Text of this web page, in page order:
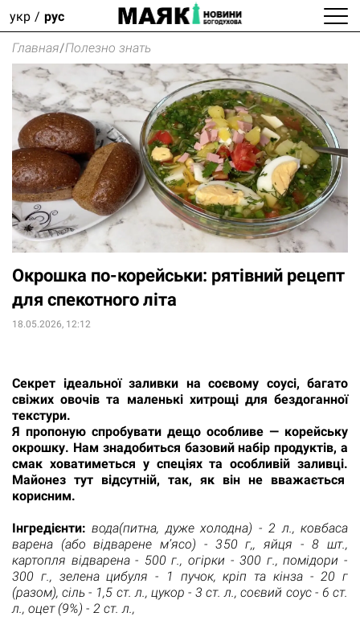
укр рус
Главная/Полезно знать
Окрошка по-корейськи: рятівний рецепт
для спекотного літа
18.05.2026, 12:12
Секрет ідеальної заливки на соєвому соусі, багато
свіжих овочів та маленькі хитрощі для бездоганної
текстури.
Я пропоную спробувати дещо особливе — корейську
окрошку. Нам знадобиться базовий набір продуктів, а
смак ховатиметься у спеціях та особливій заливці.
Майонез тут відсутній, так, як він не вважається
корисним.
Інгредієнти:вода(питна, дуже холодна) - 2 л., ковбаса
варена (або відварене м’ясо) - 350 г,, яйця - 8 шт.,
картопля відварена - 500 г., огірки - 300 г., помідори -
300 г., зелена цибуля - 1 пучок, кріп та кінза - 20 г
(разом), сіль - 1,5 ст. л., цукор - 3 ст. л., соєвий соус - 6 ст.
л., оцет (9%) - 2 ст. л.,